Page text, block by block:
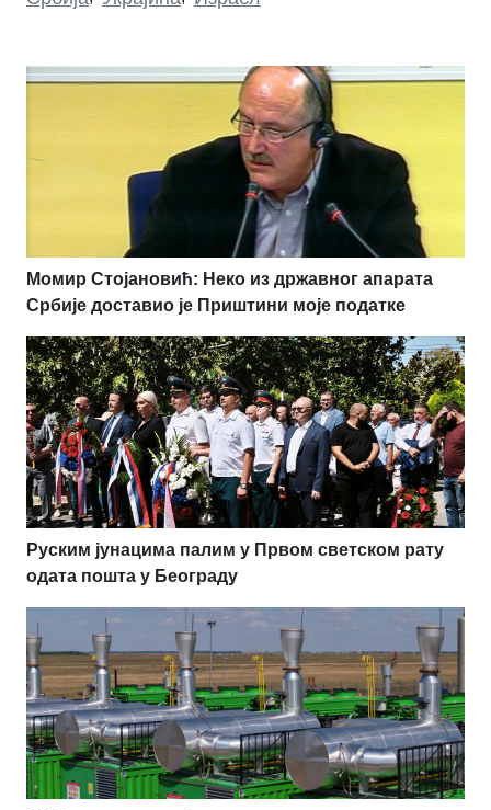
Момир Стојановић: Неко из државног апарата
Србије доставио је Приштини моје податке
Руским јунацима палим у Првом светском рату
одата пошта у Београду